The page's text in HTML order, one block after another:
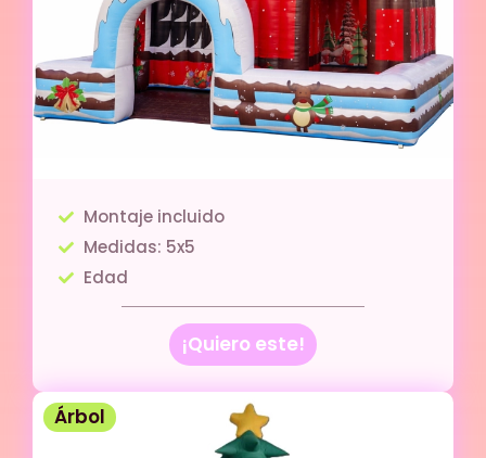
Montaje incluido
Medidas: 5x5
Edad
¡Quiero este!
Árbol